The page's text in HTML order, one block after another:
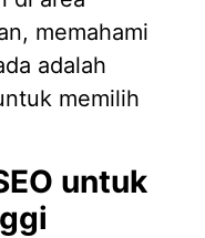
memahami
adalah
memilih
untuk